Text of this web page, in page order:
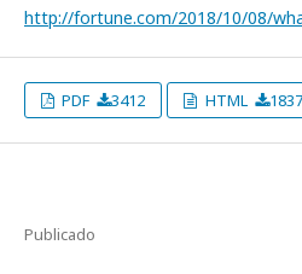
http://fortune.com/2018/10/08/
PDF 3412 HTML 1837
Publicado